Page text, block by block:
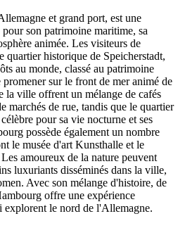
et grand port, est une
son patrimoine maritime, sa
animée. Les visiteurs de
historique de Speicherstadt,
au monde, classé au patrimoine
sur le front de mer animé de
la ville offrent un mélange de cafés
marchés de rue, tandis que le quartier
pour sa vie nocturne et ses
possède également un nombre
le musée d'art Kunsthalle et le
amoureux de la nature peuvent
luxuriants disséminés dans la ville,
Avec son mélange d'histoire, de
offre une expérience
explorent le nord de l'Allemagne.